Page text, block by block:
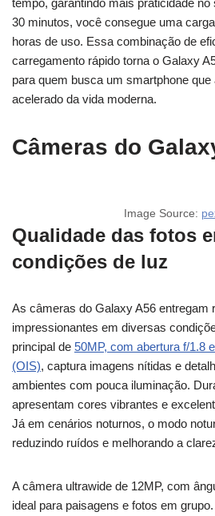
30 minutos, você consegue uma
horas de uso. Essa combinação de
carregamento rápido torna o Galaxy
para quem busca um smartphone
acelerado da vida moderna.
Câmeras do
Image Source:
Qualidade das fotos
condições de luz
As câmeras do Galaxy A56 entregam
impressionantes em diversas
principal de 50MP, com abertura f/1.8
(OIS), captura imagens nítidas e
ambientes com pouca iluminação.
apresentam cores vibrantes e
Já em cenários noturnos, o modo
reduzindo ruídos e melhorando a
A câmera ultrawide de 12MP, com
ideal para paisagens e fotos em